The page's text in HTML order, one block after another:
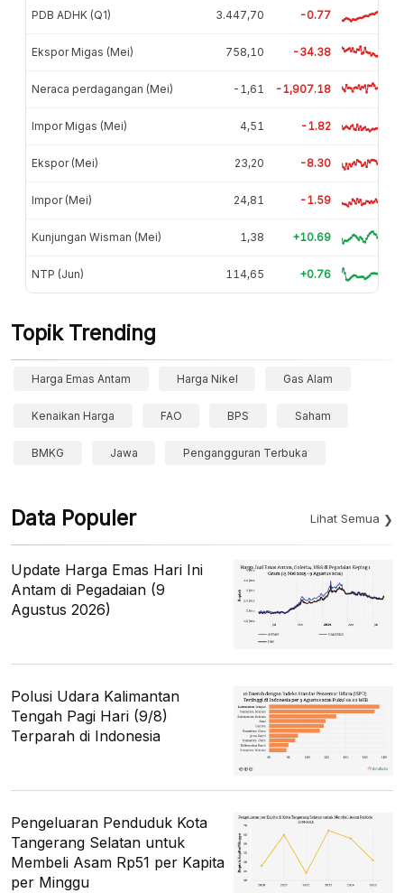
PDB ADHK (Q1) 3.447,70 -0.77
Ekspor Migas (Mei) 758,10 -34.38
Neraca perdagangan (Mei) -1,61 -1,907.18
Impor Migas (Mei) 4,51 -1.82
Ekspor (Mei) 23,20 -8.30
Impor (Mei) 24,81 -1.59
Kunjungan Wisman (Mei) 1,38 +10.69
NTP (Jun) 114,65 +0.76
Topik Trending
Harga Emas Antam Harga Nikel Gas Alam
Kenaikan Harga FAO BPS Saham
BMKG Jawa Pengangguran Terbuka
Data Populer Lihat Semua
Update Harga Emas Hari Ini
Antam di Pegadaian (9
Agustus 2026)
Polusi Udara Kalimantan
Tengah Pagi Hari (9/8)
Terparah di Indonesia
Pengeluaran Penduduk Kota
Tangerang Selatan untuk
Membeli Asam Rp51 per Kapita
per Minggu